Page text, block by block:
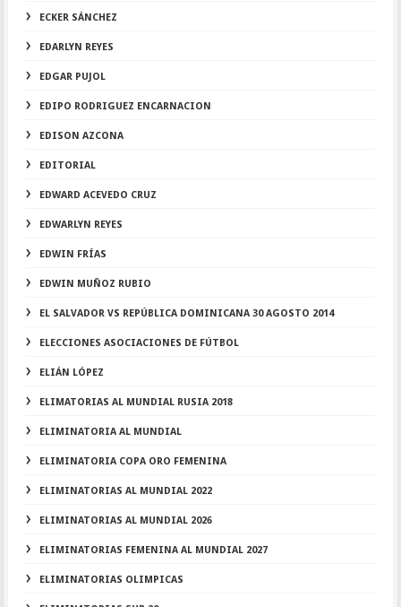
ECKER SÁNCHEZ
EDARLYN REYES
EDGAR PUJOL
EDIPO RODRIGUEZ ENCARNACION
EDISON AZCONA
EDITORIAL
EDWARD ACEVEDO CRUZ
EDWARLYN REYES
EDWIN FRÍAS
EDWIN MUÑOZ RUBIO
EL SALVADOR VS REPÚBLICA DOMINICANA 30 AGOSTO 2014
ELECCIONES ASOCIACIONES DE FÚTBOL
ELIÁN LÓPEZ
ELIMATORIAS AL MUNDIAL RUSIA 2018
ELIMINATORIA AL MUNDIAL
ELIMINATORIA COPA ORO FEMENINA
ELIMINATORIAS AL MUNDIAL 2022
ELIMINATORIAS AL MUNDIAL 2026
ELIMINATORIAS FEMENINA AL MUNDIAL 2027
ELIMINATORIAS OLIMPICAS